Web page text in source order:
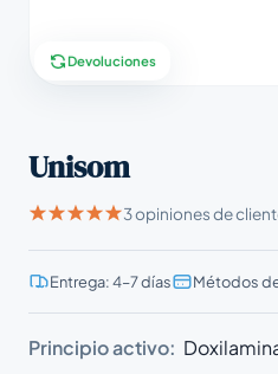
Devoluciones
Unisom
3 opiniones de
Entrega: 4–7 días Métodos
Principio activo: